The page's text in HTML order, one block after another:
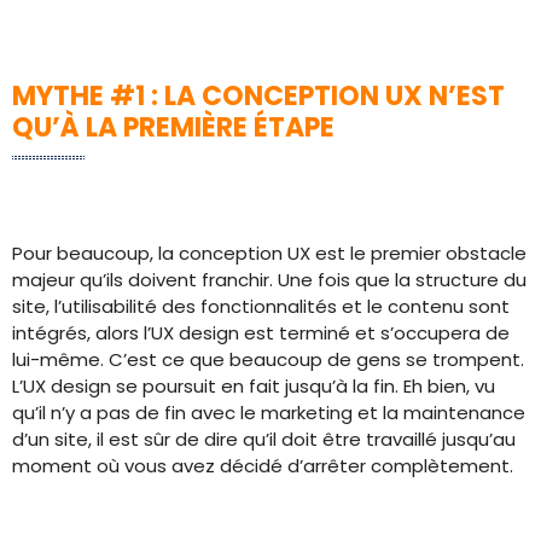
MYTHE #1 : LA CONCEPTION UX N’EST
QU’À LA PREMIÈRE ÉTAPE
Pour beaucoup, la conception UX est le premier obstacle
majeur qu’ils doivent franchir. Une fois que la structure du
site, l’utilisabilité des fonctionnalités et le contenu sont
intégrés, alors l’UX design est terminé et s’occupera de
lui-même. C’est ce que beaucoup de gens se trompent.
L’UX design se poursuit en fait jusqu’à la fin. Eh bien, vu
qu’il n’y a pas de fin avec le marketing et la maintenance
d’un site, il est sûr de dire qu’il doit être travaillé jusqu’au
moment où vous avez décidé d’arrêter complètement.